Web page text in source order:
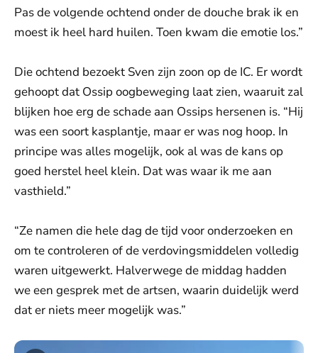
Pas de volgende ochtend onder de douche brak ik en
moest ik heel hard huilen. Toen kwam die emotie los.”
Die ochtend bezoekt Sven zijn zoon op de IC. Er wordt
gehoopt dat Ossip oogbeweging laat zien, waaruit zal
blijken hoe erg de schade aan Ossips hersenen is. “Hij
was een soort kasplantje, maar er was nog hoop. In
principe was alles mogelijk, ook al was de kans op
goed herstel heel klein. Dat was waar ik me aan
vasthield.”
“Ze namen die hele dag de tijd voor onderzoeken en
om te controleren of de verdovingsmiddelen volledig
waren uitgewerkt. Halverwege de middag hadden
we een gesprek met de artsen, waarin duidelijk werd
dat er niets meer mogelijk was.”